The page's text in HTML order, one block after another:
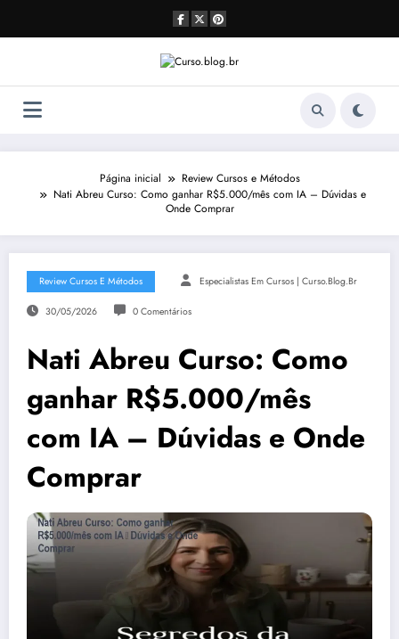
o
Página inicial
Review Cursos e Métodos
Nati Abreu Curso: Como ganhar R$5.000/mês com IA – Dúvidas e
Onde Comprar
Review Cursos E Métodos Especialistas Em Cursos | Curso.blog.br
30/05/2026 0 Comentários
Nati Abreu Curso: Como
ganhar R$5.000/mês
com IA – Dúvidas e Onde
Comprar